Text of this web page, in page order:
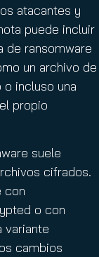
atacantes y
puede incluir
de ransomware
un archivo de
o incluso una
propio
suele
cifrados.
con
o con
variante
cambios